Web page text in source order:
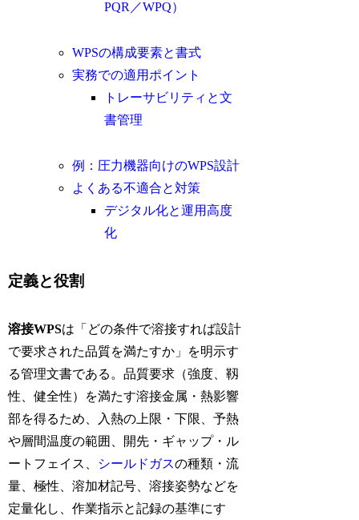
PQR／WPQ）
WPSの構成要素と書式
実務での適用ポイント
トレーサビリティと文
書管理
例：圧力機器向けのWPS設計
よくある不適合と対策
デジタル化と運用高度
化
定義と役割
溶接WPSは「どの条件で溶接すれば設計
で要求された品質を満たすか」を明示す
る管理文書である。品質要求（強度、靱
性、健全性）を満たす溶接金属・熱影響
部を得るため、入熱の上限・下限、予熱
や層間温度の範囲、開先・ギャップ・ル
ートフェイス、
シールドガスの種類・流
量、極性、溶加材記号、溶接姿勢などを
定量化し、作業指示と記録の基準にす